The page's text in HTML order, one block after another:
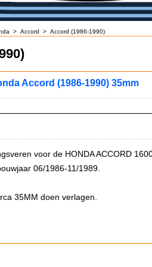
> Accord > Accord (1986-1990)
Accord (1986-1990) 35mm
voor de HONDA ACCORD
06/1986-11/1989.
35MM doen verlagen.